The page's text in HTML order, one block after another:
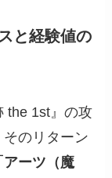
と経験値の
the 1st』の攻
のリターン
アーツ（魔